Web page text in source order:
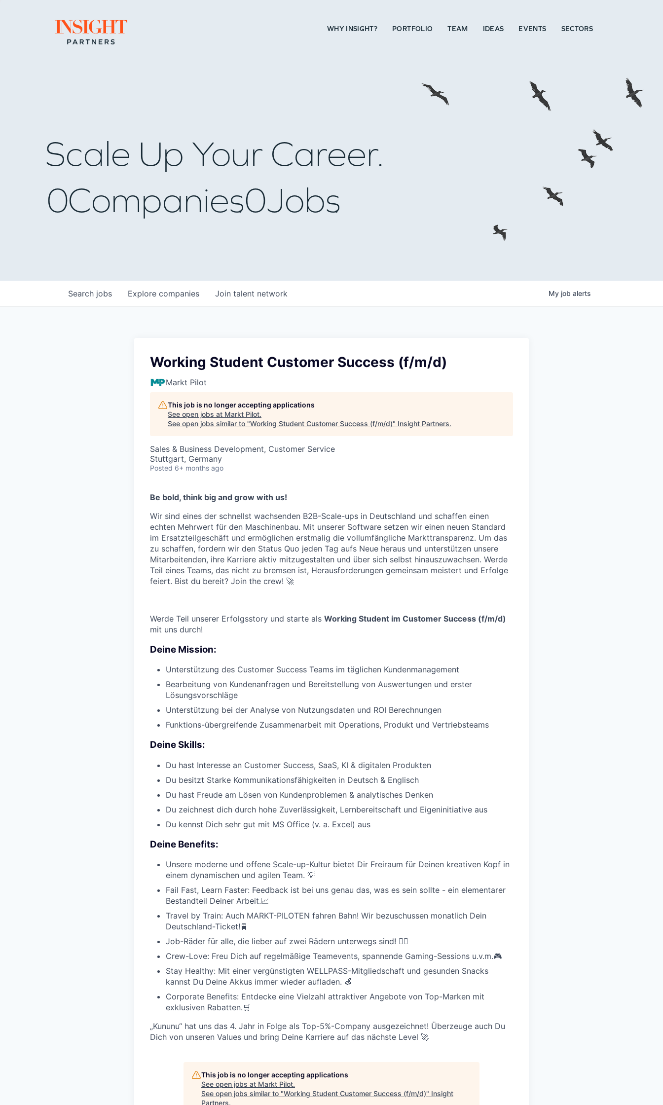
Go to home page WHY INSIGHT? PORTFOLIO TEAM IDEAS EVENTS SECTORS
WHY INSIGHT?
TEAM
IDEAS
SECTORS
Scale Up Your Career.
0Companies0Jobs
Search jobs Explore companies Join talent network My job alerts
Working Student Customer Success (f/m/d)
Markt Pilot
This job is no longer accepting applications
See open jobs at Markt Pilot.
See open jobs similar to "Working Student Customer Success (f/m/d)" Insight Partners.
Sales & Business Development, Customer Service
Stuttgart, Germany
Posted 6+ months ago
Be bold, think big and grow with us!
Wir sind eines der schnellst wachsenden B2B-Scale-ups in Deutschland und schaffen einen
echten Mehrwert für den Maschinenbau. Mit unserer Software setzen wir einen neuen Standard
im Ersatzteilgeschäft und ermöglichen erstmalig die vollumfängliche Markttransparenz. Um das
zu schaffen, fordern wir den Status Quo jeden Tag aufs Neue heraus und unterstützen unsere
Mitarbeitenden, ihre Karriere aktiv mitzugestalten und über sich selbst hinauszuwachsen. Werde
Teil eines Teams, das nicht zu bremsen ist, Herausforderungen gemeinsam meistert und Erfolge
feiert. Bist du bereit? Join the crew! 🚀
Werde Teil unserer Erfolgsstory und starte als Working Student im Customer Success (f/m/d)
mit uns durch!
Deine Mission:
Unterstützung des Customer Success Teams im täglichen Kundenmanagement
Bearbeitung von Kundenanfragen und Bereitstellung von Auswertungen und erster
Lösungsvorschläge
Unterstützung bei der Analyse von Nutzungsdaten und ROI Berechnungen
Funktions-übergreifende Zusammenarbeit mit Operations, Produkt und Vertriebsteams
Deine Skills:
Du hast Interesse an Customer Success, SaaS, KI & digitalen Produkten
Du besitzt Starke Kommunikationsfähigkeiten in Deutsch & Englisch
Du hast Freude am Lösen von Kundenproblemen & analytisches Denken
Du zeichnest dich durch hohe Zuverlässigkeit, Lernbereitschaft und Eigeninitiative aus
Du kennst Dich sehr gut mit MS Office (v. a. Excel) aus
Deine Benefits:
Unsere moderne und offene Scale-up-Kultur bietet Dir Freiraum für Deinen kreativen Kopf in
einem dynamischen und agilen Team. 💡
Fail Fast, Learn Faster: Feedback ist bei uns genau das, was es sein sollte - ein elementarer
Bestandteil Deiner Arbeit.📈
Travel by Train: Auch MARKT-PILOTEN fahren Bahn! Wir bezuschussen monatlich Dein
Deutschland-Ticket!🚆
Job-Räder für alle, die lieber auf zwei Rädern unterwegs sind! 🚴‍♀️
Crew-Love: Freu Dich auf regelmäßige Teamevents, spannende Gaming-Sessions u.v.m.🎮️
Stay Healthy: Mit einer vergünstigten WELLPASS-Mitgliedschaft und gesunden Snacks
kannst Du Deine Akkus immer wieder aufladen. 🍏
Corporate Benefits: Entdecke eine Vielzahl attraktiver Angebote von Top-Marken mit
exklusiven Rabatten.🛒
„Kununu“ hat uns das 4. Jahr in Folge als Top-5%-Company ausgezeichnet! Überzeuge auch Du
Dich von unseren Values und bring Deine Karriere auf das nächste Level 🚀
This job is no longer accepting applications
See open jobs at Markt Pilot.
See open jobs similar to "Working Student Customer Success (f/m/d)" Insight
Partners.